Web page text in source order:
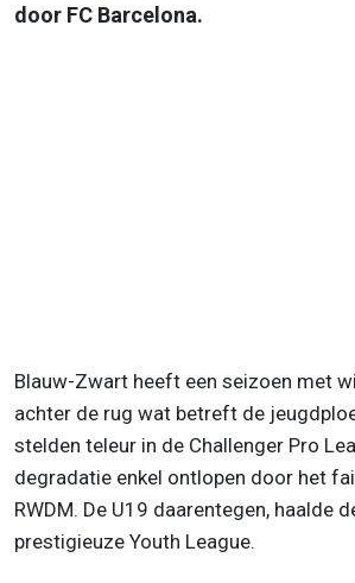
door FC Barcelona.
Blauw-Zwart heeft een seizoen met
achter de rug wat betreft de
stelden teleur in de Challenger Pro
degradatie enkel ontlopen door het
RWDM. De U19 daarentegen, haalde
prestigieuze Youth League.